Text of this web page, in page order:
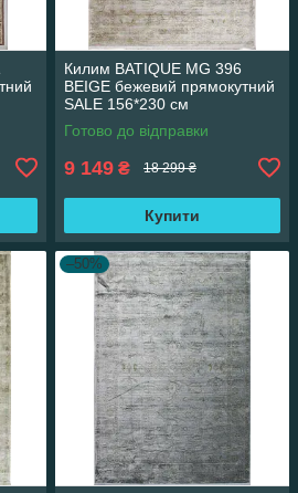
Килим BATIQUE MG 396
BEIGE бежевий прямокутний
SALE 156*230 см
Готово до відправки
9 149 ₴ 18 299 ₴
Купити
–50%